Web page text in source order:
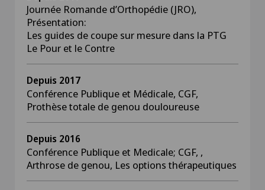
Journée Romande d’Orthopédie (JRO),
Présentation:
Les guides de coupe sur mesure dans la PTG
Le Pour et le Contre
Depuis 2017
Conférence Publique et Médicale, CGF,
Prothèse totale de genou douloureuse
Depuis 2016
Conférence Publique et Medicale; CGF, ,
Arthrose de genou, Les options thérapeutiques